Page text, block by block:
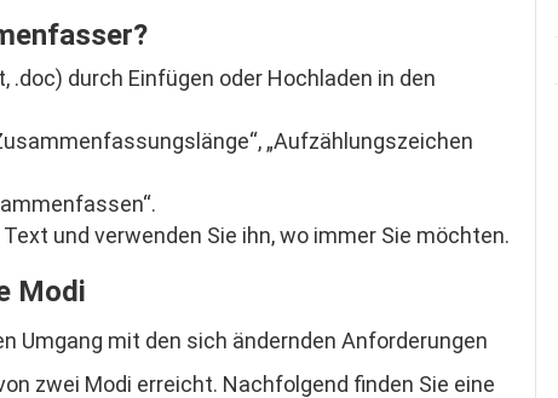
.doc) durch Einfügen oder Hochladen in den
„Aufzählungszeichen
und verwenden Sie ihn, wo immer Sie möchten.
Modi
Umgang mit den sich ändernden Anforderungen
zwei Modi erreicht. Nachfolgend finden Sie eine